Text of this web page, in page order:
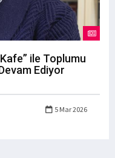
ile Toplumu
Ediyor
5 Mar 2026